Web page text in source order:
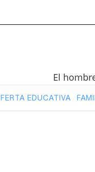
El
EDUCATIVA